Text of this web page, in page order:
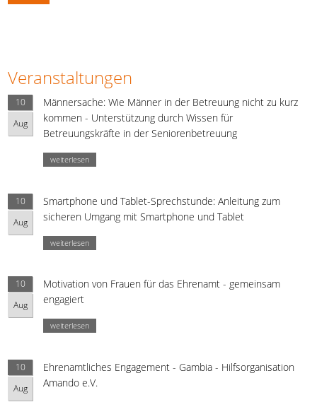
Veranstaltungen
10
Aug
Männersache: Wie Männer in der Betreuung nicht zu kurz
kommen - Unterstützung durch Wissen für
Betreuungskräfte in der Seniorenbetreuung
weiterlesen
10
Aug
Smartphone und Tablet-Sprechstunde: Anleitung zum
sicheren Umgang mit Smartphone und Tablet
weiterlesen
10
Aug
Motivation von Frauen für das Ehrenamt - gemeinsam
engagiert
weiterlesen
10
Aug
Ehrenamtliches Engagement - Gambia - Hilfsorganisation
Amando e.V.